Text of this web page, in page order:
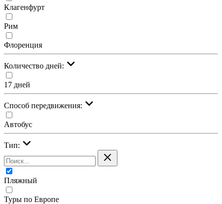
Клагенфурт
Рим
Флоренция
Количество дней:
17 дней
Cпособ передвижения:
Автобус
Тип:
Пляжный
Туры по Европе